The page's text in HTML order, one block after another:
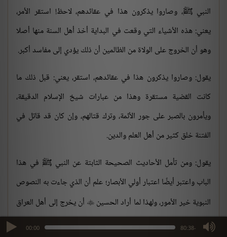
00:00 -80:38
max volume
النبي ﷺ، وصاروا يذكرون هذا في عقائدهم، لاحظ! استقر الأمر،
يعني: هذه الأشياء التي وقعت في البداية أخذ أهل السنة منها أصلا
وهو أن الخروج على الولاة من الظالمين أن ذلك يؤدي إلى مفاسد أكبر.
يقول: وصاروا يذكرون هذا في عقائدهم، استقر، يعني: قبل ذلك ما
كانت القضية مستقرة وهذا من عبارات شيخ الإسلام الدقيقة،
ويأمرون بالصبر على جور الأئمة، وترك قتالهم، وإن كان قد قاتل في
الفتنة خلق كثير من أهل العلم والدين.
يقول: ومن تأمل الأحاديث الصحيحة الثابتة عن النبي ﷺ في هذا
الباب واعتبر أيضًا اعتبار أولي الأبصار؛ علم أن الذي جاءت به النصوص
النبوية خير الأمور، ولهذا لما أراد الحسين أن يخرج إلى أهل العراق
لما كاتبوه كتبا كثيرة أشار عليه أفاضل أهل العلم من الصحابة كابن